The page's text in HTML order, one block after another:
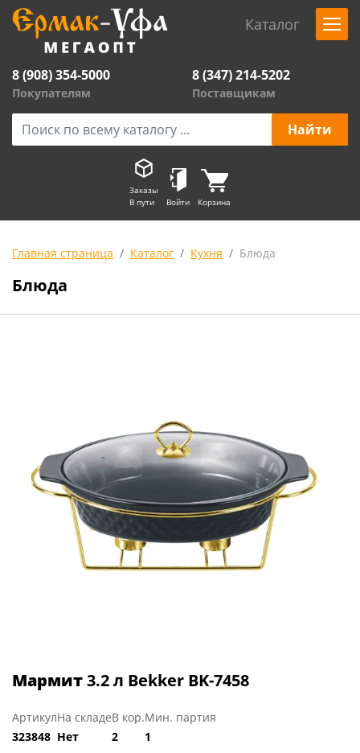
Каталог
8 (908) 354-5000
Покупателям
8 (347) 214-5202
Поставщикам
Заказы
В пути
Войти Корзина
Главная страница Каталог Кухня Блюда
Блюда
Мармит3.2 л Bekker BK-7458
Артикул
323848
На складе
Нет
В кор.
2
Мин. партия
1